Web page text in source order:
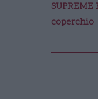
coperchio